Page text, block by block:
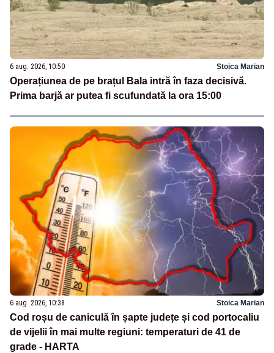
6 aug. 2026, 10:50 Stoica Marian
Operațiunea de pe brațul Bala intră în faza decisivă.
Prima barjă ar putea fi scufundată la ora 15:00
6 aug. 2026, 10:38 Stoica Marian
Cod roșu de caniculă în șapte județe și cod portocaliu
de vijelii în mai multe regiuni: temperaturi de 41 de
grade - HARTA